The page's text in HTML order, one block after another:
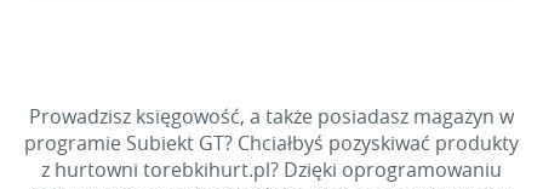
Prowadzisz księgowość, a także posiadasz magazyn w
programie Subiekt GT? Chciałbyś pozyskiwać produkty
z hurtowni torebkihurt.pl? Dzięki oprogramowaniu